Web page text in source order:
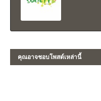
คุณอาจชอบโพสต์เหล่านี้